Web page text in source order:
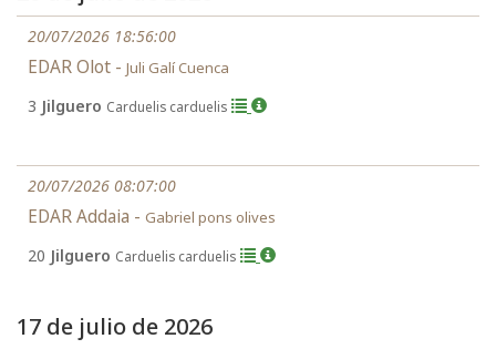
20/07/2026 18:56:00
EDAR Olot - Juli Galí Cuenca
3 Jilguero Carduelis carduelis
20/07/2026 08:07:00
EDAR Addaia - Gabriel pons olives
20 Jilguero Carduelis carduelis
17 de julio de 2026